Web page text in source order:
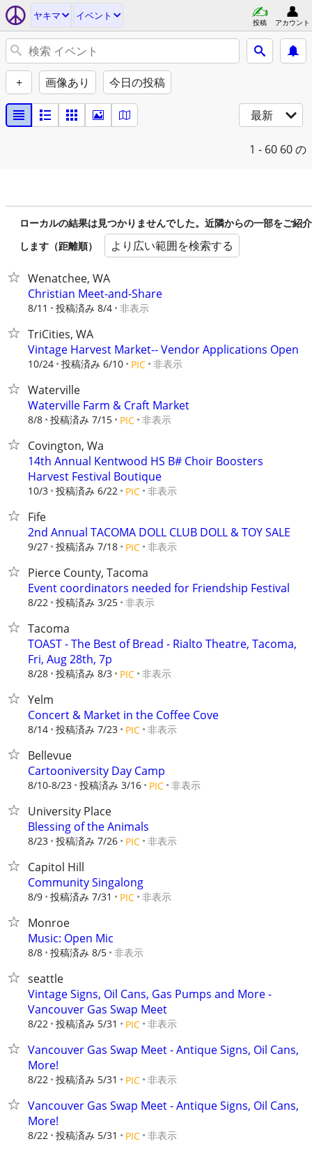
ヤキマ イベント
投稿 アカウント
+ 画像あり 今日の投稿
最新
1 - 60 60 の
ローカルの結果は見つかりませんでした。近隣からの一部をご紹介
します（距離順）
より広い範囲を検索する
Wenatchee, WA
Christian Meet-and-Share
8/11 投稿済み 8/4 非表示
TriCities, WA
Vintage Harvest Market-- Vendor Applications Open
10/24 投稿済み 6/10 PIC 非表示
Waterville
Waterville Farm & Craft Market
8/8 投稿済み 7/15 PIC 非表示
Covington, Wa
14th Annual Kentwood HS B# Choir Boosters
Harvest Festival Boutique
10/3 投稿済み 6/22 PIC 非表示
Fife
2nd Annual TACOMA DOLL CLUB DOLL & TOY SALE
9/27 投稿済み 7/18 PIC 非表示
Pierce County, Tacoma
Event coordinators needed for Friendship Festival
8/22 投稿済み 3/25 非表示
Tacoma
TOAST - The Best of Bread - Rialto Theatre, Tacoma,
Fri, Aug 28th, 7p
8/28 投稿済み 8/3 PIC 非表示
Yelm
Concert & Market in the Coffee Cove
8/14 投稿済み 7/23 PIC 非表示
Bellevue
Cartooniversity Day Camp
8/10-8/23 投稿済み 3/16 PIC 非表示
University Place
Blessing of the Animals
8/23 投稿済み 7/26 PIC 非表示
Capitol Hill
Community Singalong
8/9 投稿済み 7/31 PIC 非表示
Monroe
Music: Open Mic
8/8 投稿済み 8/5 非表示
seattle
Vintage Signs, Oil Cans, Gas Pumps and More -
Vancouver Gas Swap Meet
8/22 投稿済み 5/31 PIC 非表示
Vancouver Gas Swap Meet - Antique Signs, Oil Cans,
More!
8/22 投稿済み 5/31 PIC 非表示
Vancouver Gas Swap Meet - Antique Signs, Oil Cans,
More!
8/22 投稿済み 5/31 PIC 非表示